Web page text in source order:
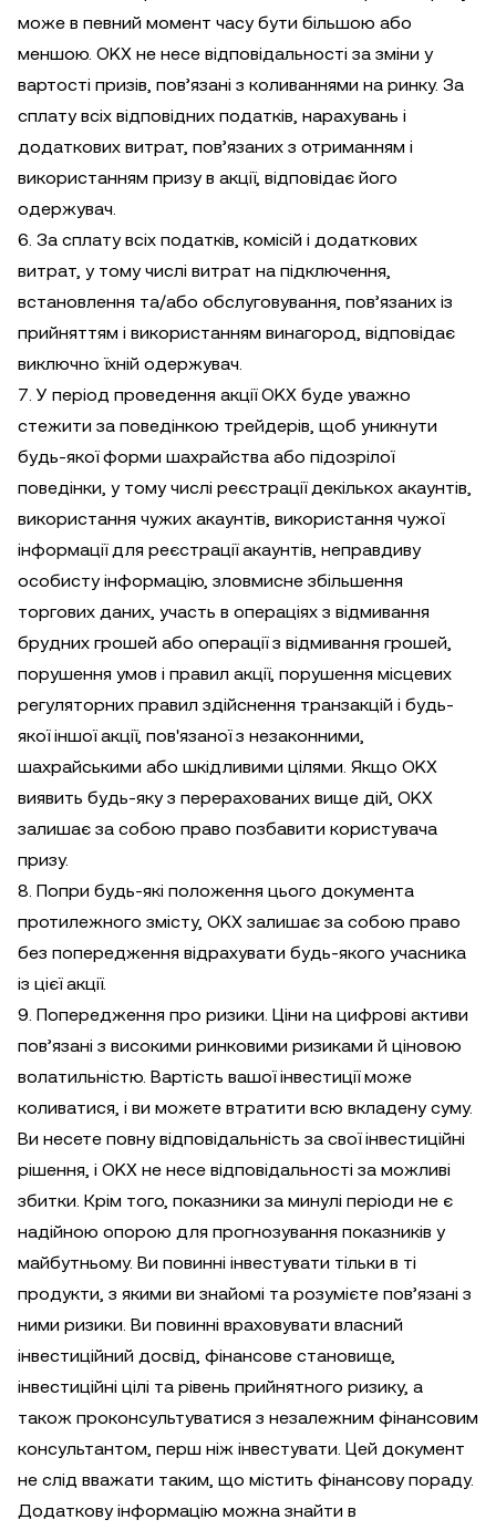
може в певний момент часу бути більшою або
меншою. OKX не несе відповідальності за зміни у
вартості призів, пов’язані з коливаннями на ринку. За
сплату всіх відповідних податків, нарахувань і
додаткових витрат, пов’язаних з отриманням і
використанням призу в акції, відповідає його
одержувач.
6. За сплату всіх податків, комісій і додаткових
витрат, у тому числі витрат на підключення,
встановлення та/або обслуговування, пов’язаних із
прийняттям і використанням винагород, відповідає
виключно їхній одержувач.
7. У період проведення акції OKX буде уважно
стежити за поведінкою трейдерів, щоб уникнути
будь-якої форми шахрайства або підозрілої
поведінки, у тому числі реєстрації декількох акаунтів,
використання чужих акаунтів, використання чужої
інформації для реєстрації акаунтів, неправдиву
особисту інформацію, зловмисне збільшення
торгових даних, участь в операціях з відмивання
брудних грошей або операції з відмивання грошей,
порушення умов і правил акції, порушення місцевих
регуляторних правил здійснення транзакцій і будь-
якої іншої акції, пов'язаної з незаконними,
шахрайськими або шкідливими цілями. Якщо OKX
виявить будь-яку з перерахованих вище дій, OKX
залишає за собою право позбавити користувача
призу.
8. Попри будь-які положення цього документа
протилежного змісту, OKX залишає за собою право
без попередження відрахувати будь-якого учасника
із цієї акції.
9. Попередження про ризики. Ціни на цифрові активи
пов’язані з високими ринковими ризиками й ціновою
волатильністю. Вартість вашої інвестиції може
коливатися, і ви можете втратити всю вкладену суму.
Ви несете повну відповідальність за свої інвестиційні
рішення, і OKX не несе відповідальності за можливі
збитки. Крім того, показники за минулі періоди не є
надійною опорою для прогнозування показників у
майбутньому. Ви повинні інвестувати тільки в ті
продукти, з якими ви знайомі та розумієте пов’язані з
ними ризики. Ви повинні враховувати власний
інвестиційний досвід, фінансове становище,
інвестиційні цілі та рівень прийнятного ризику, а
також проконсультуватися з незалежним фінансовим
консультантом, перш ніж інвестувати. Цей документ
не слід вважати таким, що містить фінансову пораду.
Додаткову інформацію можна знайти в